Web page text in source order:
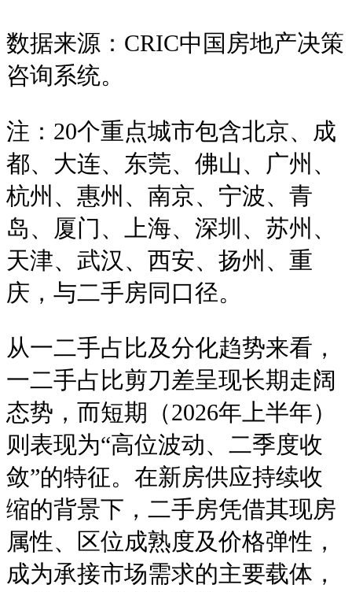
数据来源：CRIC中国房地产决策
咨询系统。
注：20个重点城市包含北京、成
都、大连、东莞、佛山、广州、
杭州、惠州、南京、宁波、青
岛、厦门、上海、深圳、苏州、
天津、武汉、西安、扬州、重
庆，与二手房同口径。
从一二手占比及分化趋势来看，
一二手占比剪刀差呈现长期走阔
态势，而短期（2026年上半年）
则表现为“高位波动、二季度收
敛”的特征。在新房供应持续收
缩的背景下，二手房凭借其现房
属性、区位成熟度及价格弹性，
成为承接市场需求的主要载体，